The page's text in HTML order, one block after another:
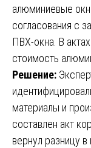
алюминиевые
согласования с
ПВХ-окна. В
стоимость
Решение:
материалы и
составлен акт
вернул разницу в